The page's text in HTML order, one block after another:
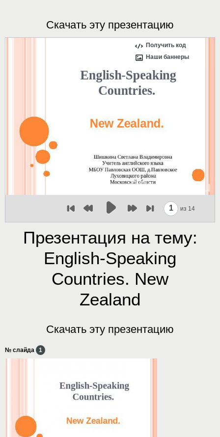
Скачать эту презентацию
Получить код
Наши баннеры
1 из 14
Презентация на тему:
English-Speaking
Countries. New
Zealand
Скачать эту презентацию
№ слайда 1